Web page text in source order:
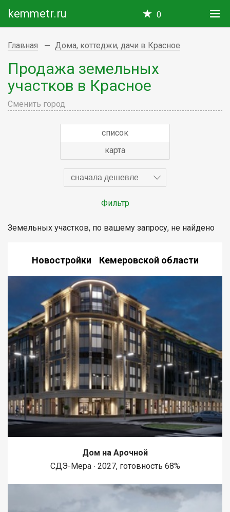
kemmetr.ru 0
Главная Дома, коттеджи, дачи в Красное
Продажа земельных
участков в Красное
Сменить город
список
карта
сначала дешевле
Фильтр
Земельных участков, по вашему запросу, не найдено
Новостройки Кемеровской области
Дом на Арочной
СДЭ-Мера ∙ 2027, готовность 68%